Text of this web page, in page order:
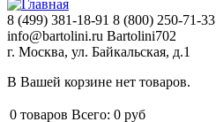
8 (499) 381-18-91 8 (800) 250-71-33
info@bartolini.ru Bartolini702
г. Москва, ул. Байкальская, д.1
В Вашей корзине нет товаров.
0 товаров Всего: 0 руб